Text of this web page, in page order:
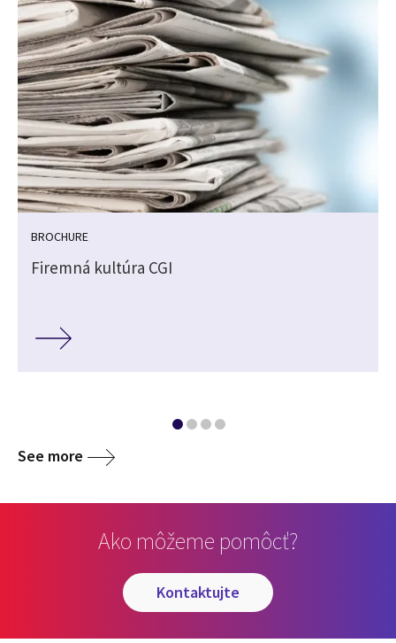
BROCHURE
Firemná kultúra CGI
See more
Ako môžeme pomôcť?
kontaktujte